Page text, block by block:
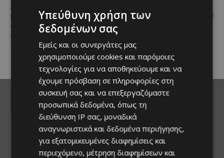
Λάρνακας υπάρχει ένα
ξεχωριστό εκκλησιαστικό
συγκρότημα που αξίζει να
επισκεφθείς #VisitCyprus
#larnaca #churches...
το Πανηγύρι Λάγιας αποτελεί μια
εξαιρετική...
Υπεύθυνη χρήση των
δεδομένων σας
Εμείς και οι συνεργάτες μας
χρησιμοποιούμε cookies και παρόμοιες
τεχνολογίες για να αποθηκεύουμε και να
έχουμε πρόσβαση σε πληροφορίες στη
συσκευή σας και να επεξεργαζόμαστε
προσωπικά δεδομένα, όπως τη
διεύθυνση IP σας, μοναδικά
αναγνωριστικά και δεδομένα περιήγησης,
για εξατομικευμένες διαφημίσεις και
περιεχόμενο, μέτρηση διαφημίσεων και